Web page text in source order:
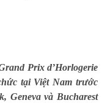
Prix d’Horlogerie
tại Việt Nam trước
Geneva và Bucharest